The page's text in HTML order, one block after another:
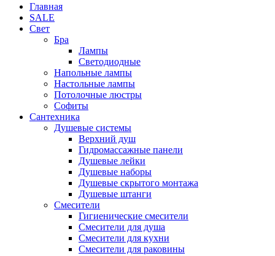
Главная
SALE
Свет
Бра
Лампы
Светодиодные
Напольные лампы
Настольные лампы
Потолочные люстры
Софиты
Сантехника
Душевые системы
Верхний душ
Гидромассажные панели
Душевые лейки
Душевые наборы
Душевые скрытого монтажа
Душевые штанги
Смесители
Гигиенические смесители
Смесители для душа
Смесители для кухни
Смесители для раковины